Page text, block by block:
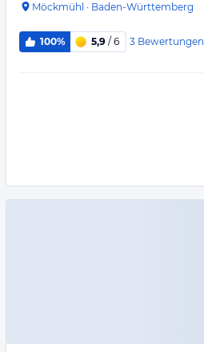
Möckmühl · Baden-Württemberg
100% 5,9 / 6 3 Bewertungen